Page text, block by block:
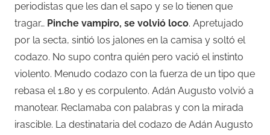
periodistas que les dan el sapo y se lo tienen que
tragar… Pinche vampiro, se volvió loco. Apretujado
por la secta, sintió los jalones en la camisa y soltó el
codazo. No supo contra quién pero vació el instinto
violento. Menudo codazo con la fuerza de un tipo que
rebasa el 1.80 y es corpulento. Adán Augusto volvió a
manotear. Reclamaba con palabras y con la mirada
irascible. La destinataria del codazo de Adán Augusto